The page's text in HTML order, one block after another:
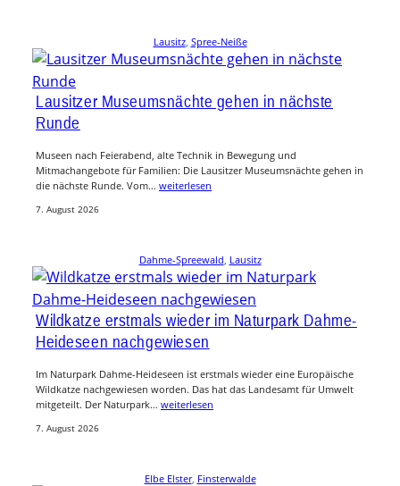
Lausitz, Spree-Neiße
Lausitzer Museumsnächte gehen in nächste
Runde
Museen nach Feierabend, alte Technik in Bewegung und
Mitmachangebote für Familien: Die Lausitzer Museumsnächte gehen in
die nächste Runde. Vom… weiterlesen
7. August 2026
Dahme-Spreewald, Lausitz
Wildkatze erstmals wieder im Naturpark Dahme-
Heideseen nachgewiesen
Im Naturpark Dahme-Heideseen ist erstmals wieder eine Europäische
Wildkatze nachgewiesen worden. Das hat das Landesamt für Umwelt
mitgeteilt. Der Naturpark… weiterlesen
7. August 2026
Elbe Elster, Finsterwalde